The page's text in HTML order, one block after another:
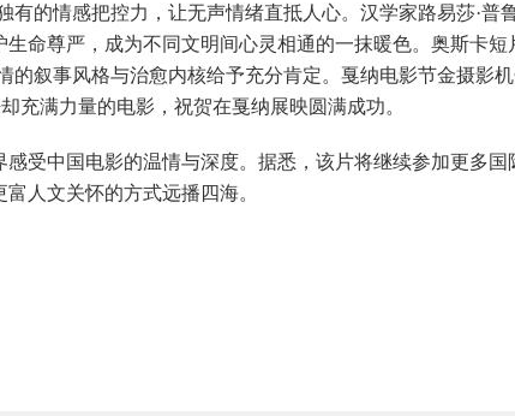
的情感把控力，让无声情绪直抵人心。汉学家路易莎·普
命尊严，成为不同文明间心灵相通的一抹暖色。奥斯卡短
的叙事风格与治愈内核给予充分肯定。戛纳电影节金摄影
充满力量的电影，祝贺在戛纳展映圆满成功。
中国电影的温情与深度。据悉，该片将继续参加更多国
人文关怀的方式远播四海。